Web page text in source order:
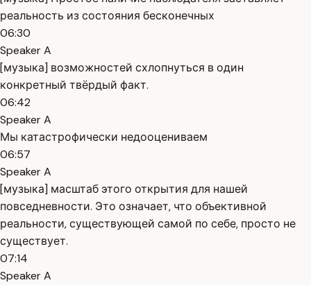
реальность из состояния бесконечных
06:30
Speaker A
[музыка] возможностей схлопнуться в один
конкретный твёрдый факт.
06:42
Speaker A
Мы катастрофически недооцениваем
06:57
Speaker A
[музыка] масштаб этого открытия для нашей
повседневности. Это означает, что объективной
реальности, существующей самой по себе, просто не
существует.
07:14
Speaker A